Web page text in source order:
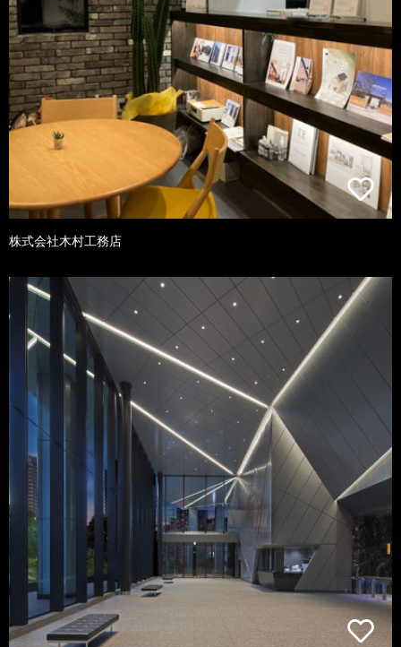
株式会社木村工務店